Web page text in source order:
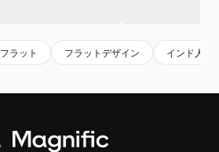
フラット フラットデザイン インド人